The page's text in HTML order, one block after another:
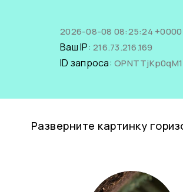
2026-08-08 08:25:24 +0000
Ваш IP: 216.73.216.169
ID запроса: OPNTTjKp0qM1
Разверните картинку